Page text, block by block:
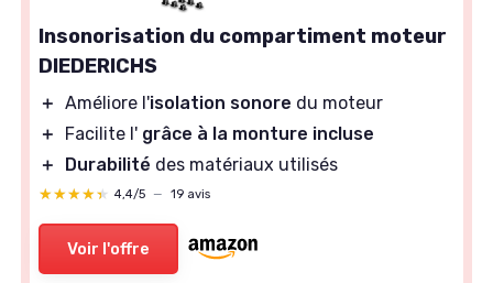
Insonorisation du compartiment moteur
DIEDERICHS
＋ Améliore l'isolation sonore du moteur
＋
Facilite l' grâce à la monture incluse
＋
Durabilité des matériaux utilisés
★★★★★
★★★★★ 4,4/5 — 19 avis
Voir l'offre